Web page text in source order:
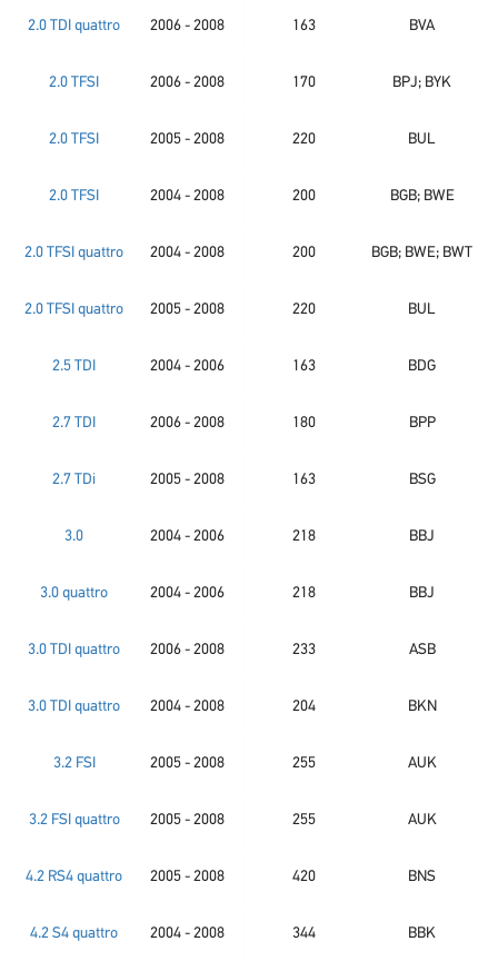
2.0 TDI quattro 2006 - 2008 163 BVA
2.0 TFSI 2006 - 2008 170 BPJ; BYK
2.0 TFSI 2005 - 2008 220 BUL
2.0 TFSI 2004 - 2008 200 BGB; BWE
2.0 TFSI quattro 2004 - 2008 200 BGB; BWE; BWT
2.0 TFSI quattro 2005 - 2008 220 BUL
2.5 TDI 2004 - 2006 163 BDG
2.7 TDI 2006 - 2008 180 BPP
2.7 TDi 2005 - 2008 163 BSG
3.0 2004 - 2006 218 BBJ
3.0 quattro 2004 - 2006 218 BBJ
3.0 TDI quattro 2006 - 2008 233 ASB
3.0 TDI quattro 2004 - 2008 204 BKN
3.2 FSI 2005 - 2008 255 AUK
3.2 FSI quattro 2005 - 2008 255 AUK
4.2 RS4 quattro 2005 - 2008 420 BNS
4.2 S4 quattro 2004 - 2008 344 BBK